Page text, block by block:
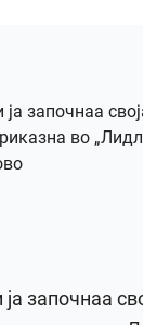
започнаа